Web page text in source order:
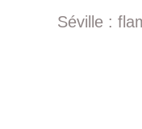
Séville :